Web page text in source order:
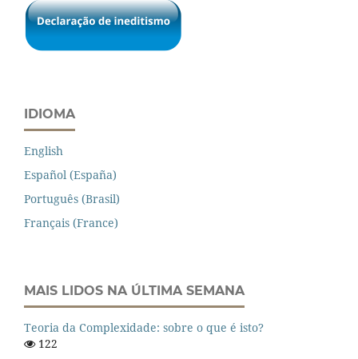
IDIOMA
English
Español (España)
Português (Brasil)
Français (France)
MAIS LIDOS NA ÚLTIMA SEMANA
Teoria da Complexidade: sobre o que é isto?
122